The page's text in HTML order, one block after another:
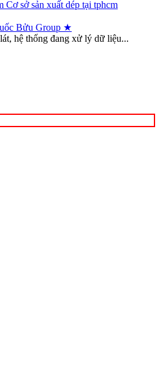
Cơ sở sản xuất dép tại tphcm
Bửu Group ★
hệ thống đang xử lý dữ liệu...